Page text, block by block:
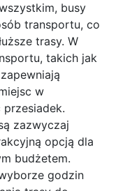
busy
transportu, co
trasy. W
takich jak
w
przesiadek.
zazwyczaj
opcją dla
budżetem.
godzin